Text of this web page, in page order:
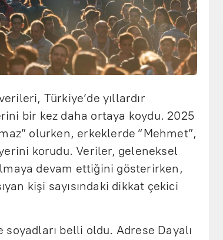
Türkiye’de yıllardır
bir kez daha ortaya koydu. 2025
olurken, erkeklerde “Mehmet”,
korudu. Veriler, geleneksel
devam ettiğini gösterirken,
kişi sayısındaki dikkat çekici
belli oldu. Adrese Dayalı